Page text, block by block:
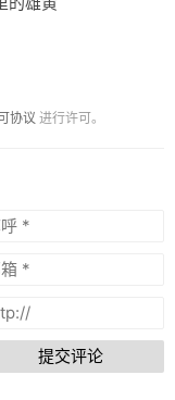
协议 进行许可。
提交评论